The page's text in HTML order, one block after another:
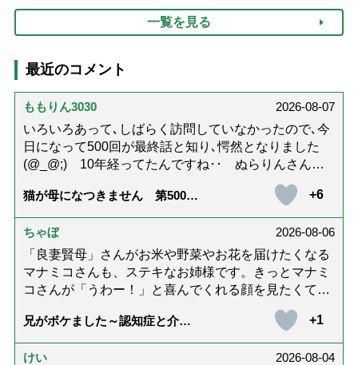
一覧を見る
最近のコメント
ももりん3030
2026-08-07
いろいろあって､しばらく訪問していなかったので､今
日になって500回が最終話と知り､愕然となりました
(@_@;) 10年経ってたんですね･･ ぬらりんさんの
ホッコリするイラストと文章が大好きでした❢❢ 介
護では身内に理解してもらえないもどかしさを感じた
り､いろいろありましたが､ぬらりんさんの文章を読ん
で心救われたことが多々ありました。不定期での近況
報告を心待ちにしています。さびちゃん・隊長と､健
やかにお過ごしくださいね。ご多幸をお祈りしていま
す☆*゜
猫が母になつきません 第500話
+6
ちゃぼ
2026-08-06
「良妻賢母」さんがお米や野菜やお花を届けたくなる
マナミコさんも、ステキなお姉様です。きっとマナミ
コさんが「うわー！」と喜んでくれる顔を見たくて、
あれこれ詰めて持って来てくださってるのだと思いま
す。 お二人とも良いお友達ですね。
兄がボケました～認知症と介護
が届きました」
+1
けい
2026-08-04